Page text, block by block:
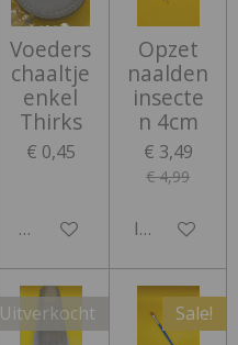
Voeders
chaaltje
enkel
Thirks
€ 0,45
Houd mij op de hoogte
Opzet
naalden
insecte
n 4cm
€ 3,49
€ 4,99
In
Uitverkocht Sale!